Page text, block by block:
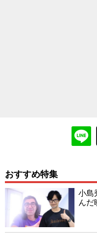
おすすめ特集
小島
んだ